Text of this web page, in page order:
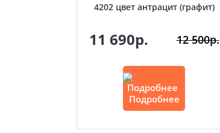
4202 цвет антрацит (графит)
11 690р. 12 500р.
Подробнее